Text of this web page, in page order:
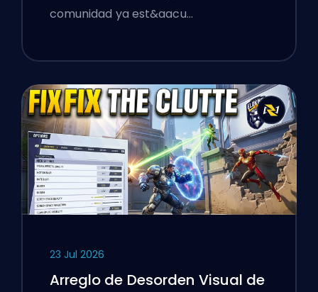
comunidad ya est&aacu…
23 Jul 2026
Arreglo de Desorden Visual de